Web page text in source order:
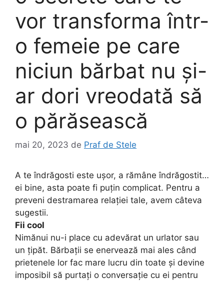
vor transforma într-
o femeie pe care
niciun bărbat nu și-
ar dori vreodată să
o părăsească
mai 20, 2023 de Praf de Stele
A te îndrăgosti este ușor, a rămâne îndrăgostit…
ei bine, asta poate fi puțin complicat. Pentru a
preveni destramarea relației tale, avem câteva
sugestii.
Fii cool
Nimănui nu-i place cu adevărat un urlator sau
un țipăt. Bărbații se enervează mai ales când
prietenele lor fac mare lucru din toate și devine
imposibil să purtați o conversație cu ei pentru